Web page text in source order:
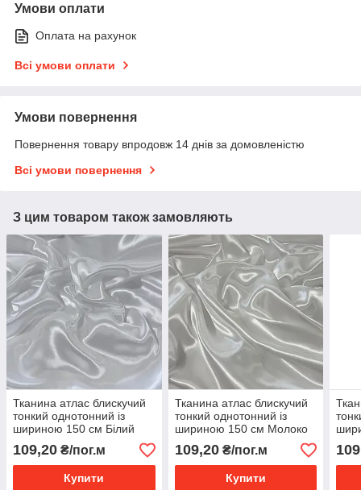
Умови оплати
Оплата на рахунок
Всі умови оплати
Умови повернення
Повернення товару впродовж 14 днів за домовленістю
Всі умови повернення
З цим товаром також замовляють
Тканина атлас блискучий
тонкий однотонний із
шириною 150 см Білий
109,20 ₴/пог.м
Купити
Тканина атлас блискучий
тонкий однотонний із
шириною 150 см Молоко
109,20₴/пог.м
Купити